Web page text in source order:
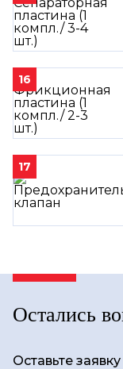
16
17
Остались
Оставьте